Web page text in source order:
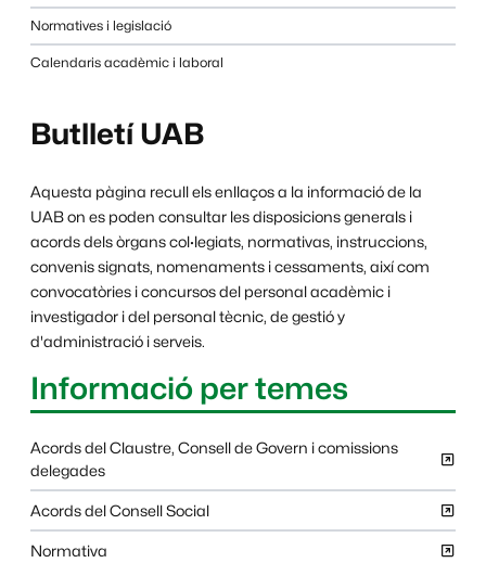
Normatives i legislació
Calendaris acadèmic i laboral
Butlletí UAB
Aquesta pàgina recull els enllaços a la informació de la
UAB on es poden consultar les disposicions generals i
acords dels òrgans col·legiats, normativas, instruccions,
convenis signats, nomenaments i cessaments, així com
convocatòries i concursos del personal acadèmic i
investigador i del personal tècnic, de gestió y
d'administració i serveis.
Informació per temes
Acords del Claustre, Consell de Govern i comissions
delegades
Acords del Consell Social
Normativa